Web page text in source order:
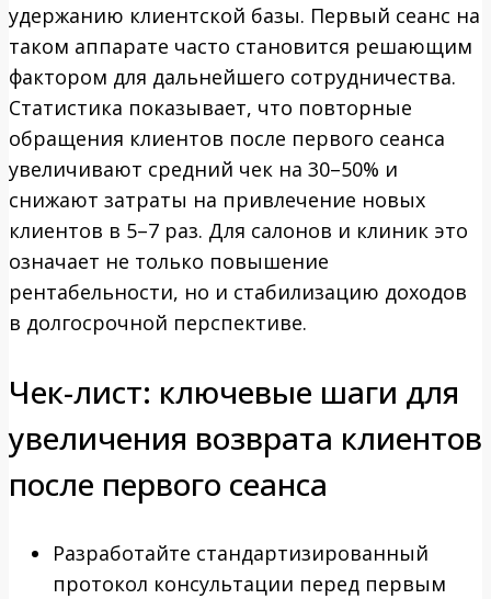
удержанию клиентской базы. Первый сеанс на
таком аппарате часто становится решающим
фактором для дальнейшего сотрудничества.
Статистика показывает, что повторные
обращения клиентов после первого сеанса
увеличивают средний чек на 30–50% и
снижают затраты на привлечение новых
клиентов в 5–7 раз. Для салонов и клиник это
означает не только повышение
рентабельности, но и стабилизацию доходов
в долгосрочной перспективе.
Чек-лист: ключевые шаги для
увеличения возврата клиентов
после первого сеанса
Разработайте стандартизированный
протокол консультации перед первым